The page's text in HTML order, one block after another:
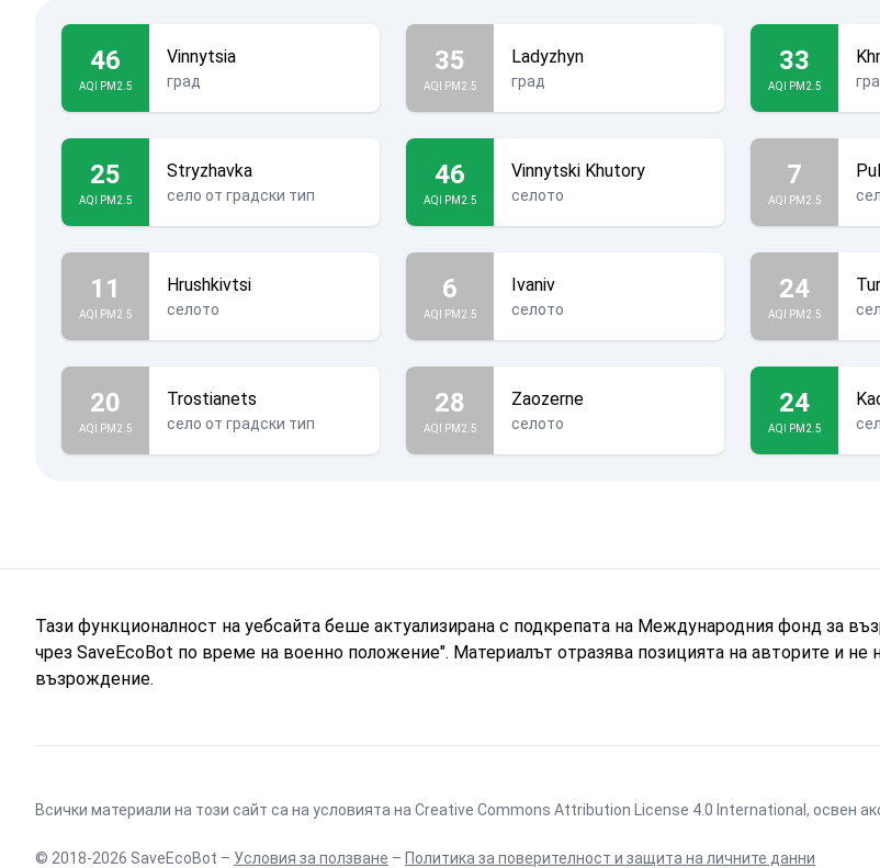
46
AQI PM2.5
Vinnytsia
град
35
AQI PM2.5
Ladyzhyn
град
33
AQI PM2.5
25
AQI PM2.5
Stryzhavka
село от градски тип
46
AQI PM2.5
Vinnytski Khutory
селото
7
AQI PM2.5
11
AQI PM2.5
Hrushkivtsi
селото
6
AQI PM2.5
Ivaniv
селото
24
AQI PM2.5
20
AQI PM2.5
Trostianets
село от градски тип
28
AQI PM2.5
Zaozerne
селото
24
AQI PM2.5
Тази функционалност на уебсайта беше актуализирана с подкрепата на Международния фонд за
чрез SaveEcoBot по време на военно положение". Материалът отразява позицията на авторите и
възрождение.
Всички материали на този сайт са на условията на Creative Commons Attribution License 4.0 International , освен
© 2018-2026 SaveEcoBot – Условия за ползване – Политика за поверителност и защита на личните данни